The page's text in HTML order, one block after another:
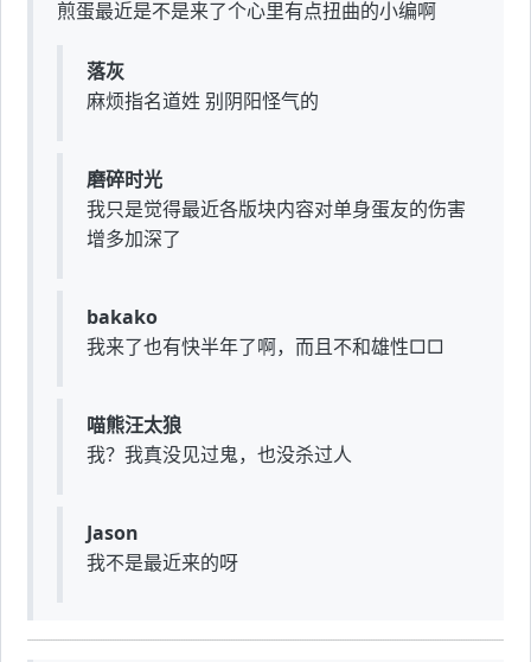
煎蛋最近是不是来了个心里有点扭曲的小编啊
落灰
麻烦指名道姓 别阴阳怪气的
磨碎时光
我只是觉得最近各版块内容对单身蛋友的伤害
增多加深了
bakako
我来了也有快半年了啊，而且不和雄性□□
喵熊汪太狼
我？我真没见过鬼，也没杀过人
Jason
我不是最近来的呀